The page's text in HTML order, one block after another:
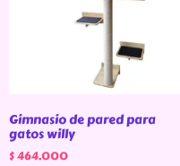
Gimnasio de pared para
gatos willy
$464.000